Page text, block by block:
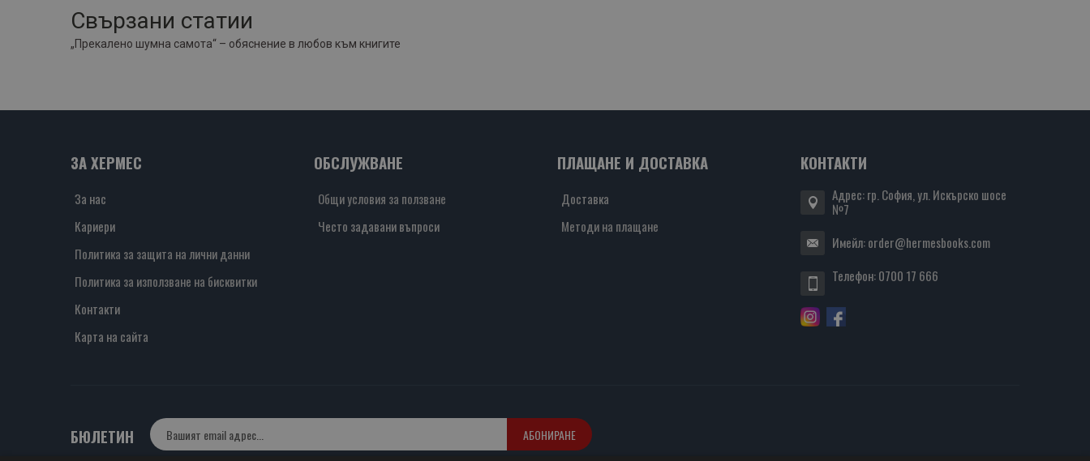
Свързани статии
„Прекалено шумна самота“ – обяснение в любов към книгите
ЗА ХЕРМЕС
За нас
Кариери
Политика за защита на лични данни
Политика за използване на бисквитки
Контакти
Карта на сайта
ОБСЛУЖВАНЕ
Общи условия за ползване
Често задавани въпроси
ПЛАЩАНЕ И ДОСТАВКА
Доставка
Методи на плащане
КОНТАКТИ
Адрес: гр. София, ул. Искърско шосе
№7
Имейл:order@hermesbooks.com
Телефон:0700 17 666
БЮЛЕТИН АБОНИРАНЕ